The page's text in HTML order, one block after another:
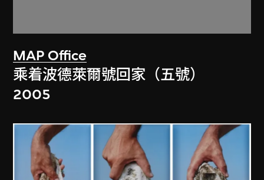
MAP Office
乘着波德萊爾號回家（五號）
2005